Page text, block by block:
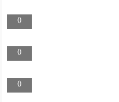
0
0
0